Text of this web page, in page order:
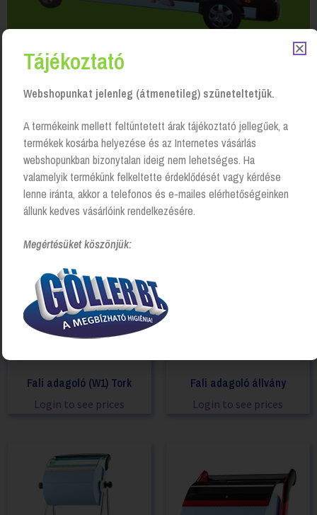
Kapcsolódó Termékek
Fali adagoló (W1) Tork
Login to see prices
Fali adagoló állvány
Login to see prices
Tájékoztató
Webshopunkat jelenleg (átmenetileg) szüneteltetjük.
A termékeink mellett feltüntetett árak tájékoztató jellegűek, a
termékek kosárba helyezése és az Internetes vásárlás
webshopunkban bizonytalan ideig nem lehetséges. Ha
valamelyik termékünk felkeltette érdeklődését vagy kérdése
lenne iránta, akkor a telefonos és e-mailes elérhetőségeinken
állunk kedves vásárlóink rendelkezésére.
Megértésüket köszönjük: